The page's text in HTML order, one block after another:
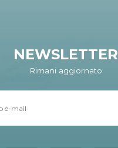
NEWSLETTER
Rimani aggiornato